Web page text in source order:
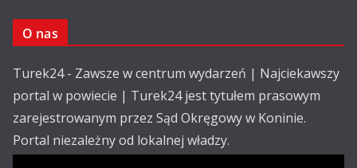
O nas
Turek24 - Zawsze w centrum wydarzeń | Najciekawszy
portal w powiecie | Turek24 jest tytułem prasowym
zarejestrowanym przez Sąd Okręgowy w Koninie.
Portal niezależny od lokalnej władzy.